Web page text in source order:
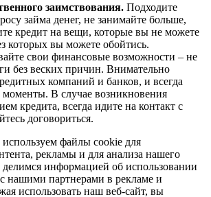
заимствования. Подходите
займа денег, не занимайте больше,
кредит на вещи, которые вы не можете
которых вы можете обойтись.
свои финансовые возможности – не
без веских причин. Внимательно
компаний и банков, и всегда
моменты. В случае возникновения
кредита, всегда идите на контакт с
договориться.
файлы cookie для
рекламы и для анализа нашего
информацией об использовании
нашими партнерами в рекламе и
использовать наш веб-сайт, вы